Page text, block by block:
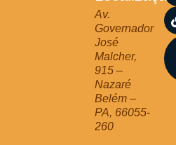
Av.
Governador
José
Malcher,
915 –
Nazaré
Belém –
PA, 66055-
260